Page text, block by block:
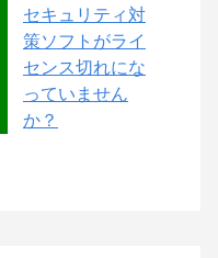
セキュリティ対
策ソフトがライ
センス切れにな
っていません
か？